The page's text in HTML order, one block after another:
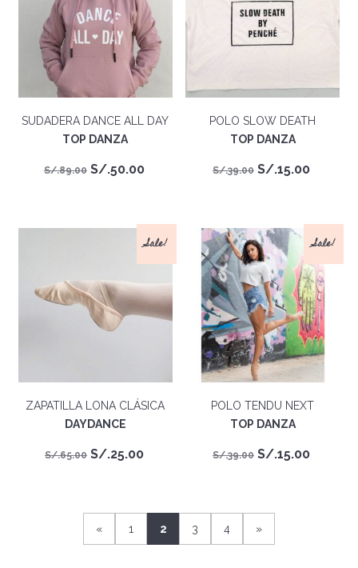
SUDADERA DANCE ALL DAY
TOP DANZA
S/.89.00 El
era:
S/.89.00.
S/.50.00El
es:
S/.50.00.
POLO SLOW DEATH
TOP DANZA
S/.39.00 El
era:
S/.39.00.
S/.15.00El
es:
S/
Sale!
ZAPATILLA LONA CLÁSICA
DAYDANCE
S/.65.00 El
era:
S/.65.00.
S/.25.00El
es:
S/.25.00.
Sale!
POLO TENDU NEXT
TOP DANZA
S/.39.00 El
era:
S/.39.00.
S/.15.00El
« 1 2 3 4 »